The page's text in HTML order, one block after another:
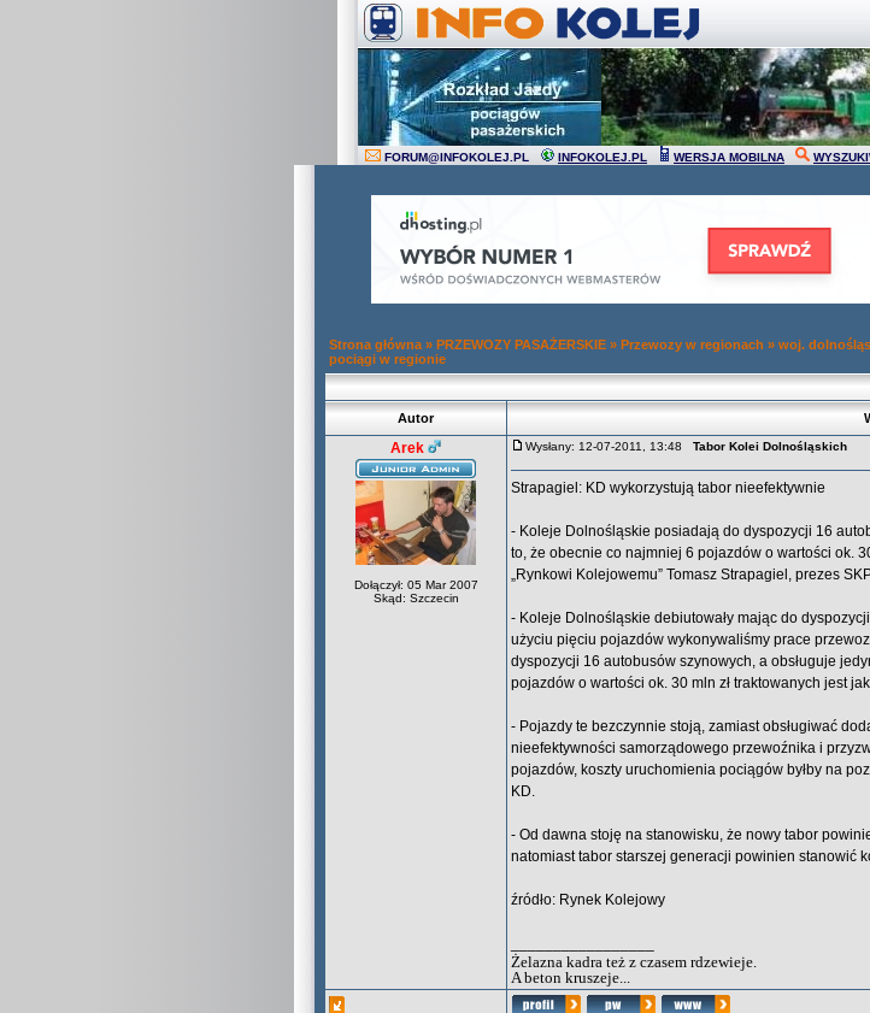
FORUM@INFOKOLEJ.PL INFOKOLEJ.PL WERSJA MOBILNA
Strona główna » PRZEWOZY PASAŻERSKIE » Przewozy w regionach » woj.
pociągi w regionie
Autor
Arek
Dołączył: 05 Mar 2007
Skąd: Szczecin
Wysłany: 12-07-2011, 13:48 Tabor Kolei Dolnośląskich
Strapagiel: KD wykorzystują tabor nieefektywnie
- Koleje Dolnośląskie posiadają do dyspozycji 16
to, że obecnie co najmniej 6 pojazdów o wartości ok.
„Rynkowi Kolejowemu” Tomasz Strapagiel, prezes
- Koleje Dolnośląskie debiutowały mając do
użyciu pięciu pojazdów wykonywaliśmy prace
dyspozycji 16 autobusów szynowych, a obsługuje
pojazdów o wartości ok. 30 mln zł traktowanych jest
- Pojazdy te bezczynnie stoją, zamiast obsługiwać
nieefektywności samorządowego przewoźnika i
pojazdów, koszty uruchomienia pociągów byłby na
KD.
- Od dawna stoję na stanowisku, że nowy tabor
natomiast tabor starszej generacji powinien stanowić
źródło: Rynek Kolejowy
Żelazna kadra też z czasem rdzewieje.
A beton kruszeje...